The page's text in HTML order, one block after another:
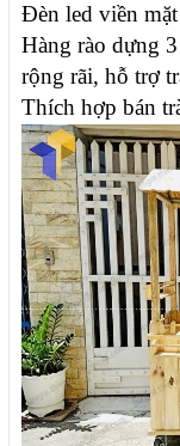
Đèn led viền
Hàng rào dựng
rộng rãi, hỗ trợ
Thích hợp bán